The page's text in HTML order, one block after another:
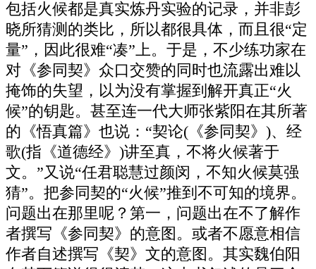
包括火候都是真实炼丹实验的记录，并非彭
晓所猜测的类比，所以都很具体，而且很“定
量”，因此很难“凑”上。于是，不少练功家在
对《参同契》众口交赞的同时也流露出难以
掩饰的失望，以为没有掌握到解开真正“火
候”的钥匙。甚至连一代大师张紫阳在其所著
的《悟真篇》也说：“契论(《参同契》)、经
歌(指《道德经》)讲至真，不将火候著于
文。”又说“任君聪慧过颜闵，不知火候莫强
猜”。把参同契的“火候”推到不可知的境界。
问题出在那里呢？第一，问题出在不了解作
者撰写《参同契》的意图。或者不愿意相信
作者自述撰写《契》文的意图。其实魏伯阳